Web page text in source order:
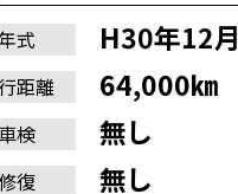
式 H30年12月
距離 64,000㎞
車検 無し
復 無し